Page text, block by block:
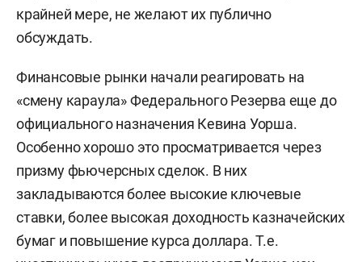
крайней мере, не желают их публично
обсуждать.
Финансовые рынки начали реагировать на
«смену караула» Федерального Резерва еще до
официального назначения Кевина Уорша.
Особенно хорошо это просматривается через
призму фьючерсных сделок. В них
закладываются более высокие ключевые
ставки, более высокая доходность казначейских
бумаг и повышение курса доллара. Т.е.